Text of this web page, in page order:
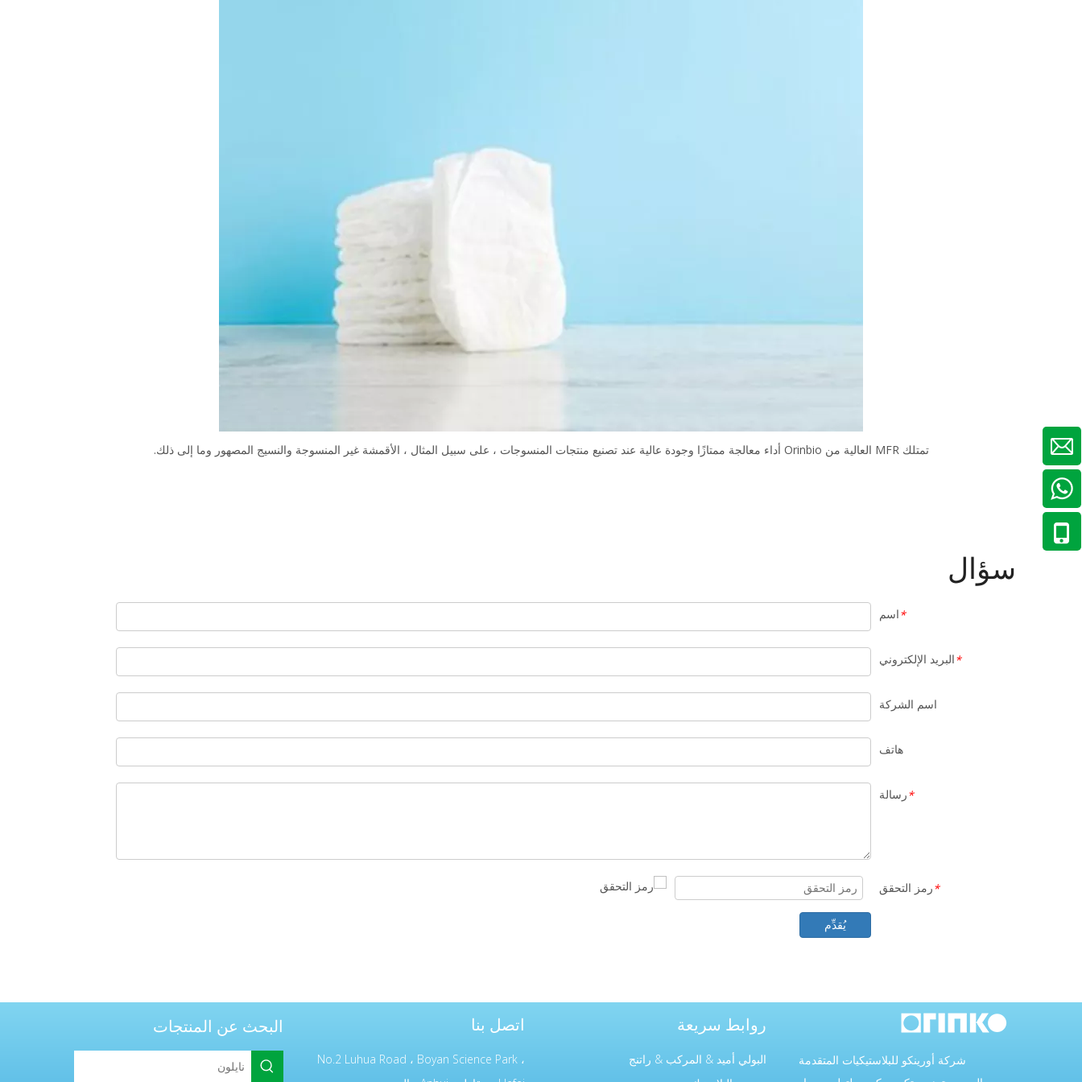
تمتلك MFR العالية من Orinbio أداء معالجة ممتازًا وجودة عالية عند تصنيع منتجات المنسوجات ، على سبيل المثال ، الأقمشة غير المنسوجة والنسيج المصهور وما إلى ذلك.
سؤال
*اسم
*البريد الإلكتروني
اسم الشركة
هاتف
*رسالة
*رمز التحقق
يُقدِّم
شركة أورينكو للبلاستيكيات المتقدمة
روابط سريعة
البولي أميد & المركب & راتنج
اتصل بنا
No.2 Luhua Road ، Boyan Science Park ،
البحث عن المنتجات